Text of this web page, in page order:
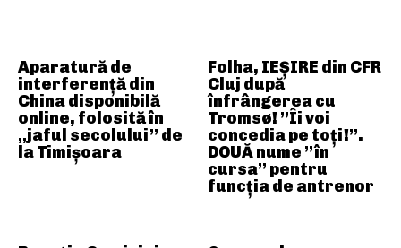
Aparatură de
interferență din
China disponibilă
online, folosită în
„jaful secolului” de
la Timișoara
Folha, IEȘIRE din CFR
Cluj după
înfrângerea cu
Tromsø! ”Îi voi
concedia pe toți!”.
DOUĂ nume ”în
cursa” pentru
funcția de antrenor